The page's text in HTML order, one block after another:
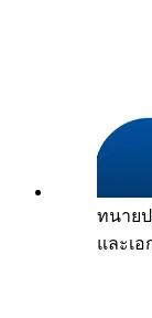
ทนาย
และเอ